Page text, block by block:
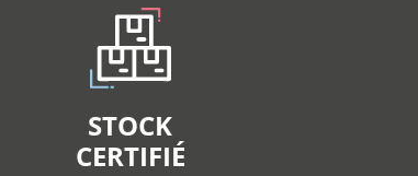
STOCK
CERTIFIÉ